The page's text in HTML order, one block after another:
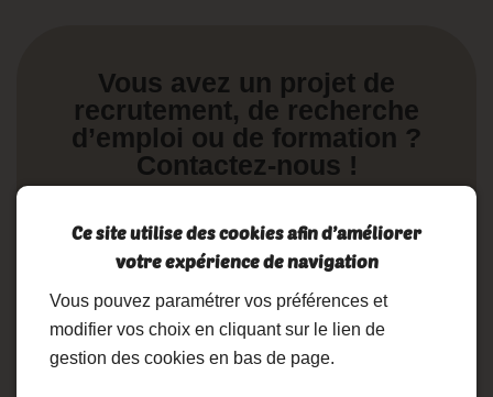
Vous avez un projet de
recrutement, de recherche
d’emploi ou de formation ?
Contactez-nous !
Nous contacter
02 19 17 10 23
Ce site utilise des cookies afin d’améliorer
votre expérience de navigation
Vous pouvez paramétrer vos préférences et
modifier vos choix en cliquant sur le lien de
gestion des cookies en bas de page.